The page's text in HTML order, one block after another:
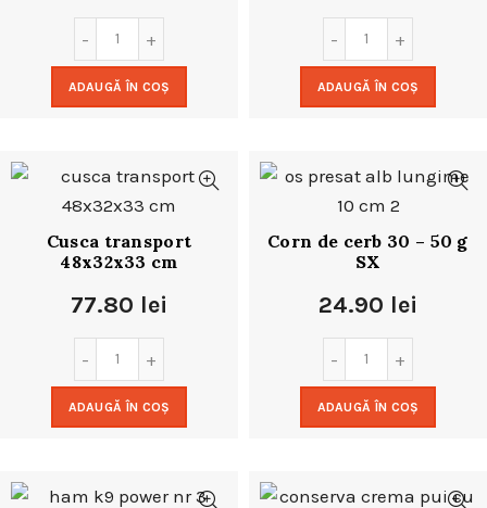
ADAUGĂ ÎN COȘ ADAUGĂ ÎN COȘ
Cusca transport
48x32x33 cm
77.80 lei
ADAUGĂ ÎN COȘ
Corn de cerb 30 – 50 g
SX
24.90 lei
ADAUGĂ ÎN COȘ